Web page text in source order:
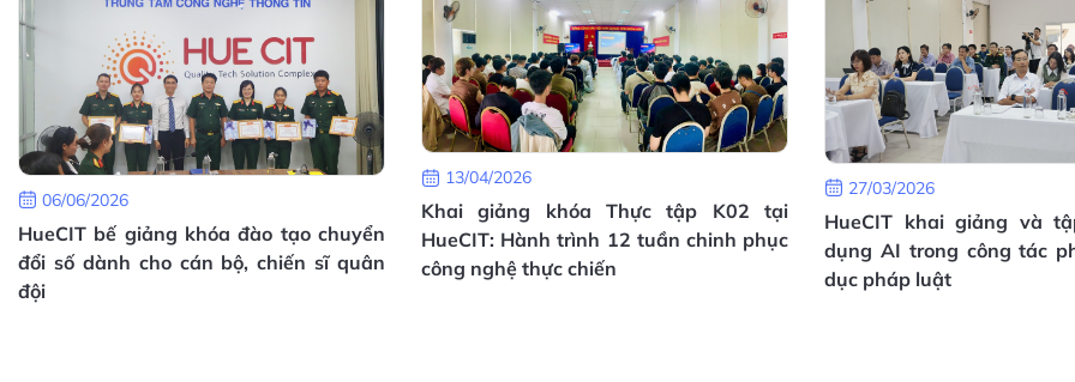
06/06/2026
HueCIT bế giảng khóa đào tạo chuyển
đổi số dành cho cán bộ, chiến sĩ quân
đội
13/04/2026
Khai giảng khóa Thực tập K02 tại
HueCIT: Hành trình 12 tuần chinh phục
công nghệ thực chiến
27/03/2026
HueCIT khai giảng và
dụng AI trong công tác
dục pháp luật